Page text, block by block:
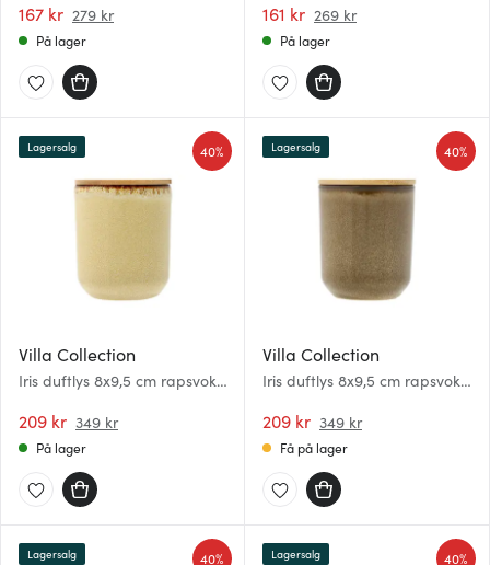
167 kr 279 kr
På lager
161 kr 269 kr
På lager
Villa Collection
Iris duftlys 8x9,5 cm rapsvoks
209 kr 349 kr
40%
Lagersalg
På lager
Villa Collection
Iris duftlys 8x9,5 cm rapsvoks
209 kr 349 kr
40%
Lagersalg
Få på lager
40%
Lagersalg 40%
Lagersalg